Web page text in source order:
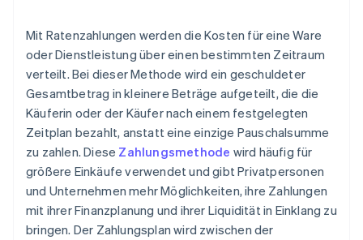
Mit Ratenzahlungen werden die Kosten für eine Ware
oder Dienstleistung über einen bestimmten Zeitraum
verteilt. Bei dieser Methode wird ein geschuldeter
Gesamtbetrag in kleinere Beträge aufgeteilt, die die
Käuferin oder der Käufer nach einem festgelegten
Zeitplan bezahlt, anstatt eine einzige Pauschalsumme
zu zahlen. Diese Zahlungsmethode wird häufig für
größere Einkäufe verwendet und gibt Privatpersonen
und Unternehmen mehr Möglichkeiten, ihre Zahlungen
mit ihrer Finanzplanung und ihrer Liquidität in Einklang zu
bringen. Der Zahlungsplan wird zwischen der